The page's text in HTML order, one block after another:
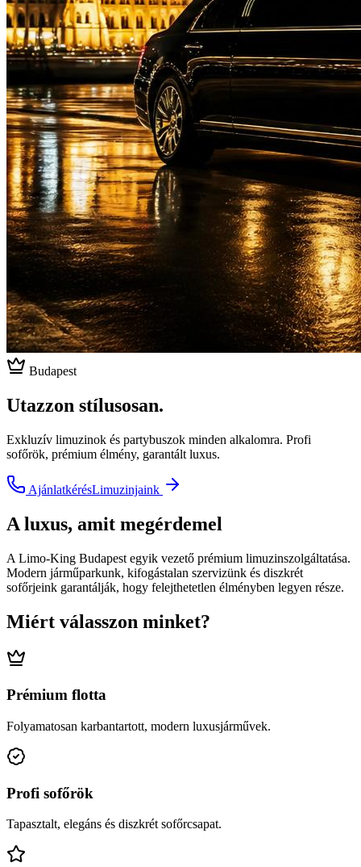
Budapest
Utazzon stílusosan.
Exkluzív limuzinok és partybuszok minden alkalomra. Profi
sofőrök, prémium élmény, garantált luxus.
AjánlatkérésLimuzinjaink
A luxus, amit megérdemel
A Limo-King Budapest egyik vezető prémium limuzinszolgáltatása.
Modern járműparkunk, kifogástalan szervizünk és diszkrét
sofőrjeink garantálják, hogy felejthetetlen élményben legyen része.
Miért válasszon minket?
Prémium flotta
Folyamatosan karbantartott, modern luxusjárművek.
Profi sofőrök
Tapasztalt, elegáns és diszkrét sofőrcsapat.